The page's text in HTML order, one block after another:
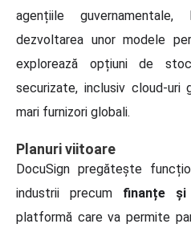
agențiile
dezvoltarea unor modele
explorează opțiuni de
securizate, inclusiv cloud-uri
mari furnizori globali.
Planuri viitoare
DocuSign pregătește
industrii precum finanțe și
platformă care va permite